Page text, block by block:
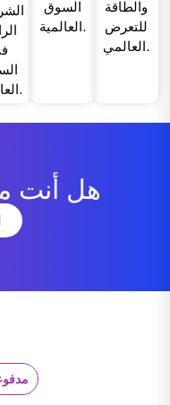
العالمية.
السوق
العالمية.
والطاقة
للتعرض
العالمي.
هل أنت